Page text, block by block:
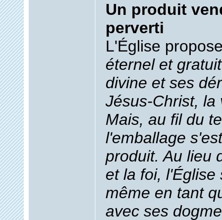
Un produit
perverti
L'Église
éternel et
divine et ses
Jésus-Christ, la
Mais, au fil du
l'emballage
produit. Au lieu
et la foi, l'Église
même en tant
avec ses